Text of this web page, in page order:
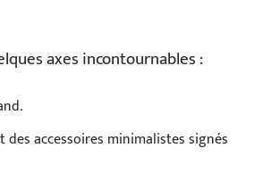
axes incontournables :
accessoires minimalistes signés